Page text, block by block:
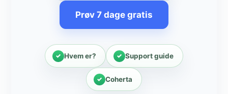
Prøv 7 dage gratis
Hvem er? Support guide
Coherta